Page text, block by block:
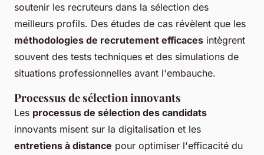
soutenir les recruteurs dans la sélection des
meilleurs profils. Des études de cas révèlent que les
méthodologies de recrutement efficaces intègrent
souvent des tests techniques et des simulations de
situations professionnelles avant l'embauche.
Processus de sélection innovants
Les processus de sélection des candidats
innovants misent sur la digitalisation et les
entretiens à distance pour optimiser l'efficacité du